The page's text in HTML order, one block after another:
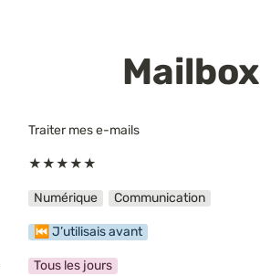
Mailbox
Traiter mes e-mails
★★★★★
Numérique Communication
⏮ J’utilisais avant
Tous les jours